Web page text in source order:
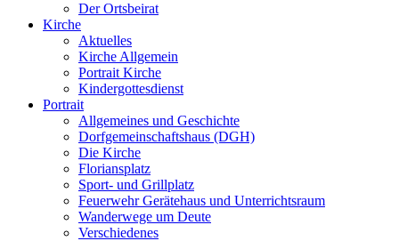
Der Ortsbeirat
Kirche
Aktuelles
Kirche Allgemein
Portrait Kirche
Kindergottesdienst
Portrait
Allgemeines und Geschichte
Dorfgemeinschaftshaus (DGH)
Die Kirche
Floriansplatz
Sport- und Grillplatz
Feuerwehr Gerätehaus und Unterrichtsraum
Wanderwege um Deute
Verschiedenes